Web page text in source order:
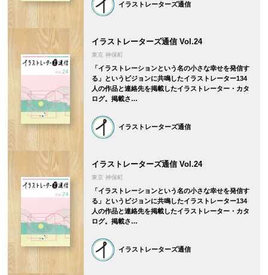
イラストレーターズ通信
イラストレーターズ通信 Vol.24
東京 神保町
「イラストレーションという名の小さな幸せを発信す
る」というビジョンに共鳴したイラストレーター134
人の作品と連絡先を掲載したイラストレーター・カタ
ログ。掲載さ…
イラストレーターズ通信
イラストレーターズ通信 Vol.24
東京 神保町
「イラストレーションという名の小さな幸せを発信す
る」というビジョンに共鳴したイラストレーター134
人の作品と連絡先を掲載したイラストレーター・カタ
ログ。掲載さ…
イラストレーターズ通信